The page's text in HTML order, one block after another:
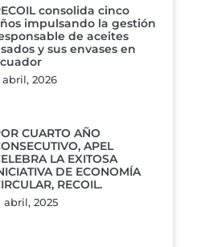
consolida cinco
impulsando la gestión
de aceites
y sus envases en
abril, 2026
CUARTO AÑO
APEL
LA EXITOSA
DE ECONOMÍA
RECOIL.
abril, 2025